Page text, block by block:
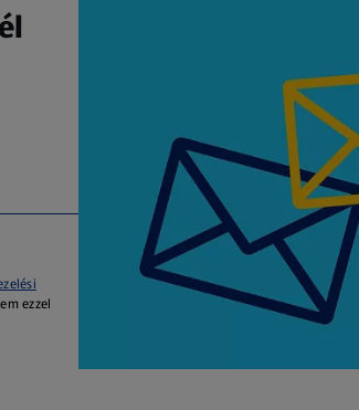
ezzel